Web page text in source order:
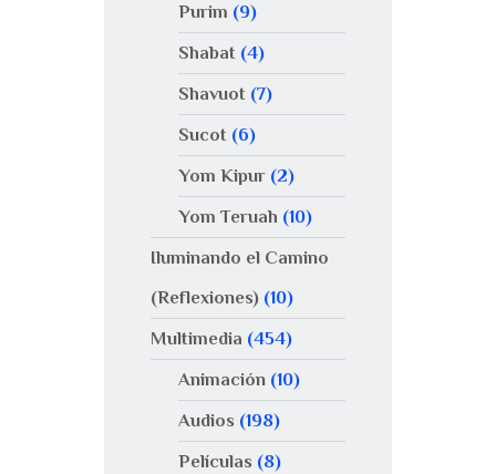
Purim (9)
Shabat(4)
Shavuot(7)
Sucot(6)
Yom Kipur(2)
Yom Teruah (10)
Iluminando el Camino
(Reflexiones) (10)
Multimedia (454)
Animación(10)
Audios (198)
Películas (8)